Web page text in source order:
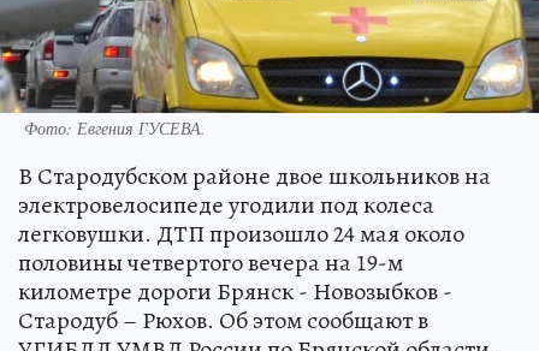
Фото: Евгения ГУСЕВА.
В Стародубском районе двое школьников на
электровелосипеде угодили под колеса
легковушки. ДТП произошло 24 мая около
половины четвертого вечера на 19-м
километре дороги Брянск - Новозыбков -
Стародуб – Рюхов. Об этом сообщают в